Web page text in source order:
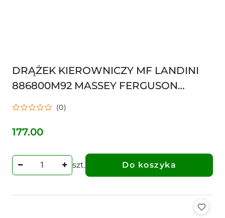
DRĄŻEK KIEROWNICZY MF LANDINI
886800M92 MASSEY FERGUSON
38715279
(0)
Cena:
177.00
szt. Do koszyka